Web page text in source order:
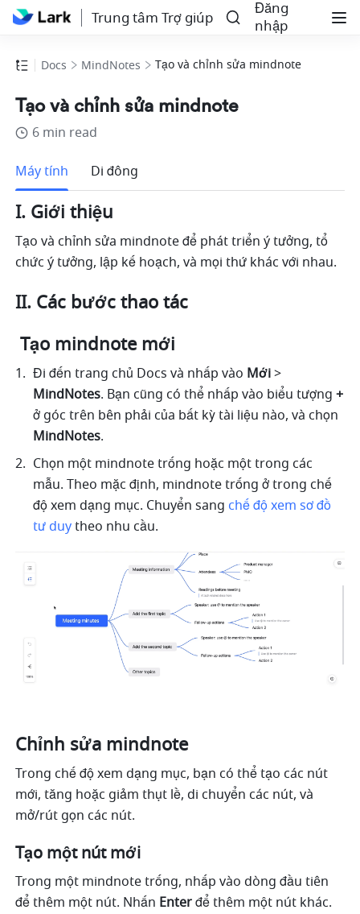
Trung tâm Trợ giúp
Đăng
nhập
Docs MindNotes Tạo và chỉnh sửa mindnote
Tạo và chỉnh sửa mindnote
6 min read
Máy tính
Di đông
I. Giới thiệu
Tạo và chỉnh sửa mindnote để phát triển ý tưởng, tổ
chức ý tưởng, lập kế hoạch, và mọi thứ khác với nhau.
II. Các bước thao tác
Tạo mindnote mới
Đi đến trang chủ Docs và nhấp vào Mới >
MindNotes. Bạn cũng có thể nhấp vào biểu tượng +
MindNotes.
Chọn một mindnote trống hoặc một trong các
mẫu. Theo mặc định, mindnote trống ở trong chế
độ xem dạng mục. Chuyển sang chế độ xem sơ đồ
tư duy theo nhu cầu.
Chỉnh sửa mindnote
Trong chế độ xem dạng mục, bạn có thể tạo các nút
mới, tăng hoặc giảm thụt lề, di chuyển các nút, và
mở/rút gọn các nút.
Tạo một nút mới
Trong một mindnote trống, nhấp vào dòng đầu tiên
để thêm một nút. Nhấn Enter để thêm một nút khác.